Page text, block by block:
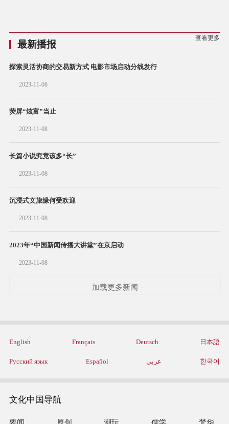
最新播报
查看更多
探索灵活协商的交易新方式 电影市场启动分线发行
2023-11-08
荧屏“炫富”当止
2023-11-08
长篇小说究竟该多“长”
2023-11-08
沉浸式文旅缘何受欢迎
2023-11-08
2023年“中国新闻传播大讲堂”在京启动
2023-11-08
加载更多新闻
English Français Deutsch 日本語
Русский язык Español عربي 한국어
文化中国导航